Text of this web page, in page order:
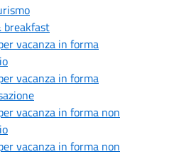
breakfast
vacanza in forma
vacanza in forma
vacanza in forma non
vacanza in forma non